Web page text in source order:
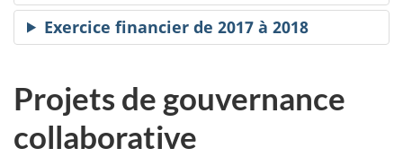
Exercice financier de 2017 à 2018
Projets de gouvernance
collaborative